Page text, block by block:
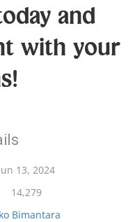
and
with your
13, 2024
14,279
Bimantara